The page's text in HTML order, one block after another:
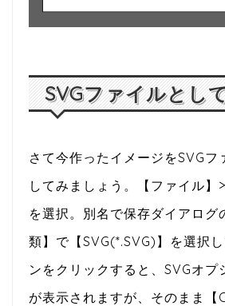
SVGファイルとし
さて今作ったイメージをSVGフ
してみましょう。【ファイル】
を選択。別名で保存ダイアログ
類】で【SVG(*.SVG)】を選択
ンをクリックすると、SVGオプ
が表示されますが、そのまま【